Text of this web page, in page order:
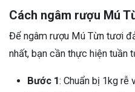
Cách ngâm rượu Mú
Để ngâm rượu Mú Từn tươi
nhất, bạn cần thực hiện tuần
Bước 1: Chuẩn bị 1kg rễ